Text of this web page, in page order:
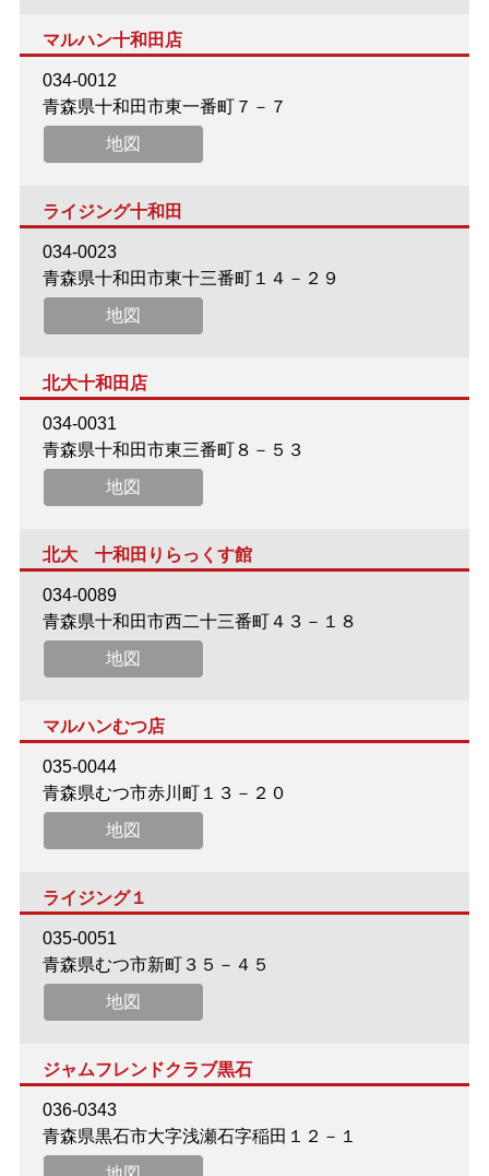
マルハン十和田店
034-0012
青森県十和田市東一番町７－７
地図
ライジング十和田
034-0023
青森県十和田市東十三番町１４－２９
地図
北大十和田店
034-0031
青森県十和田市東三番町８－５３
地図
北大 十和田りらっくす館
034-0089
青森県十和田市西二十三番町４３－１８
地図
マルハンむつ店
035-0044
青森県むつ市赤川町１３－２０
地図
ライジング１
035-0051
青森県むつ市新町３５－４５
地図
ジャムフレンドクラブ黒石
036-0343
青森県黒石市大字浅瀬石字稲田１２－１